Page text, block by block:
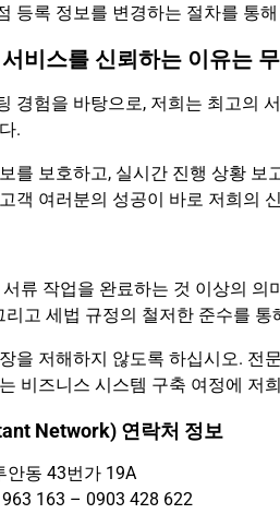
등록 정보를 변경하는 절차를 통
비스를 신뢰하는 이유는
경험을 바탕으로, 저희는 최고의
.
를 보호하고, 실시간 진행 상황
객 여러분의 성공이 바로 저희의
류 작업을 완료하는 것 이상의
리고 세법 규정의 철저한 준수를
을 저해하지 않도록 하십시오. 전
비즈니스 시스템 구축 여정에 저
Network) 연락처 정보
안동 43번가 19A
163 – 0903 428 622